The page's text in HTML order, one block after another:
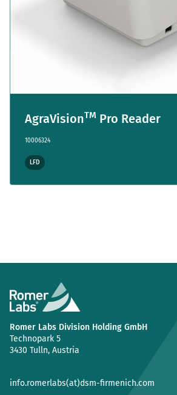
AgraVisionTM Pro Reader
10006324
LFD
Romer Labs Division Holding GmbH
Technopark 5
3430 Tulln, Austria
info.romerlabs(at)dsm-firmenich.com